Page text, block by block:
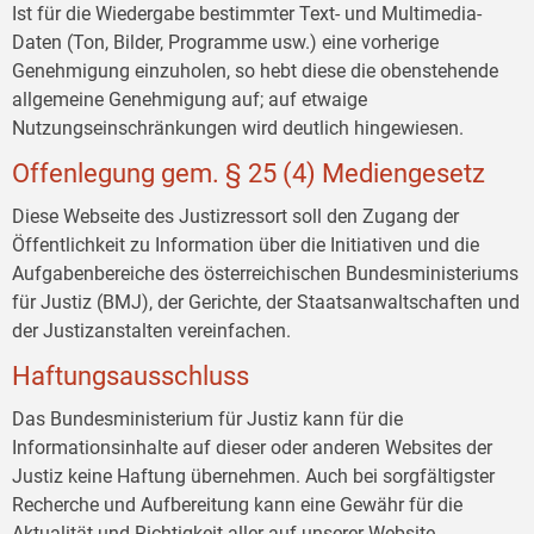
Ist für die Wiedergabe bestimmter Text- und Multimedia-
Daten (Ton, Bilder, Programme usw.) eine vorherige
Genehmigung einzuholen, so hebt diese die obenstehende
allgemeine Genehmigung auf; auf etwaige
Nutzungseinschränkungen wird deutlich hingewiesen.
Offenlegung gem. § 25 (4) Mediengesetz
Diese Webseite des Justizressort soll den Zugang der
Öffentlichkeit zu Information über die Initiativen und die
Aufgabenbereiche des österreichischen Bundesministeriums
für Justiz (BMJ), der Gerichte, der Staatsanwaltschaften und
der Justizanstalten vereinfachen.
Haftungsausschluss
Das Bundesministerium für Justiz kann für die
Informationsinhalte auf dieser oder anderen Websites der
Justiz keine Haftung übernehmen. Auch bei sorgfältigster
Recherche und Aufbereitung kann eine Gewähr für die